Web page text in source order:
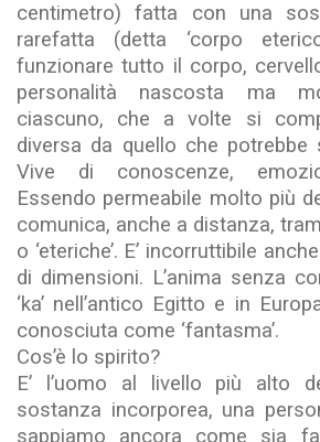
centimetro) fatta con una
rarefatta (detta ‘corpo
funzionare tutto il corpo,
personalità nascosta ma
ciascuno, che a volte si
diversa da quello che potrebbe
Vive di conoscenze,
Essendo permeabile molto più
comunica, anche a distanza,
o ‘eteriche’. E’ incorruttibile
di dimensioni. L’anima senza
‘ka’ nell’antico Egitto e in
conosciuta come ‘fantasma’.
Cos’è lo spirito?
E’ l’uomo al livello più alto
sostanza incorporea, una
sappiamo ancora come sia